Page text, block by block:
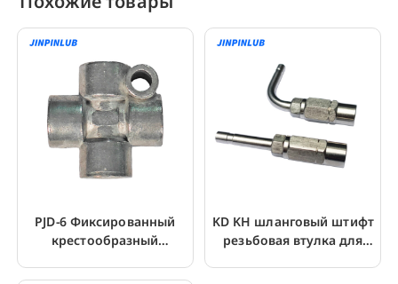
PJD-6 Фиксированный
крестообразный
для трубопроводов
KD KH шланговый штифт
резьбовая втулка для